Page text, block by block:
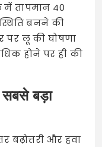
तापमान 40
बनने की
पर लू की घोषणा
होने पर ही की
बड़ा
बढ़ोत्तरी और हवा